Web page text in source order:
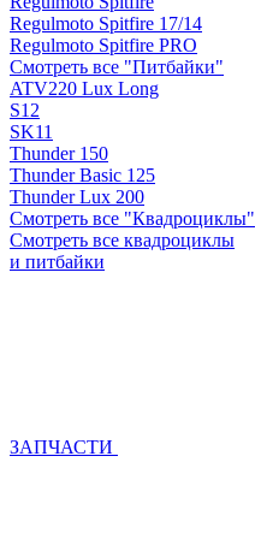
Regulmoto Spitfire 17/14
Regulmoto Spitfire PRO
Смотреть все "Питбайки"
ATV220 Lux Long
S12
SK11
Thunder 150
Thunder Basic 125
Thunder Lux 200
Смотреть все "Квадроциклы"
Смотреть все квадроциклы
и питбайки
ЗАПЧАСТИ